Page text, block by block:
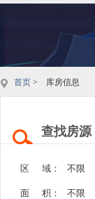
首页 > 库房信息
查找房源
区 域： 不限
面 积： 不限